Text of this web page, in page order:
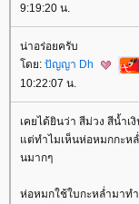
9:19:20 น.
น่าอร่อยครับ
ดย: ปัญญา Dh
10:22:07 น.
เคยได้ยินว่า สีม่วง สีน้ำเ
ต่ทำไมเห็นห่อหมกกะหล่
นมากๆ
ห่อหมกใช้ใบกะหล่ำมาทำ